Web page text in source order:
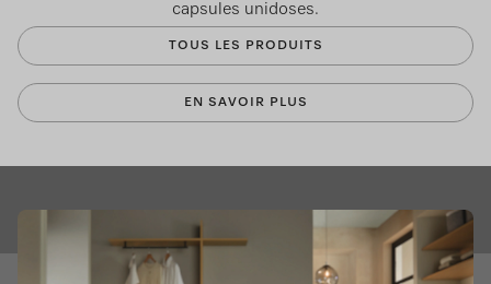
capsules unidoses.
TOUS LES PRODUITS
EN SAVOIR PLUS